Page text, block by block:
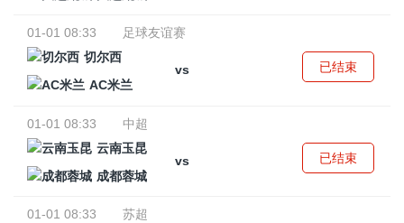
01-01 08:33
足球友谊赛
切尔西
vs
AC米兰
已结束
01-01 08:33
中超
云南玉昆
vs
成都蓉城
已结束
01-01 08:33
苏超